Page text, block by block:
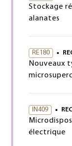
Stockage
alanates
RE180
Nouveaux
IN409
électrique